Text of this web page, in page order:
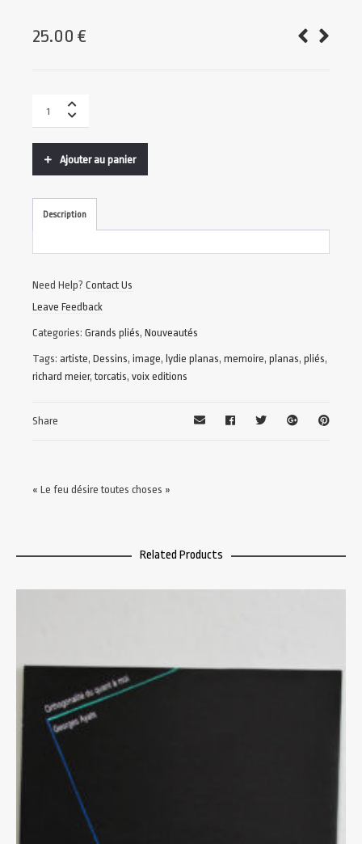
25.00 €
Ajouter au panier
Description
Need Help? Contact Us
Leave Feedback
Categories: Grands pliés, Nouveautés
Tags: artiste, Dessins, image, lydie planas, memoire, planas, pliés,
richard meier,torcatis, voix editions
Share
« Le feu désire toutes choses »
Related Products